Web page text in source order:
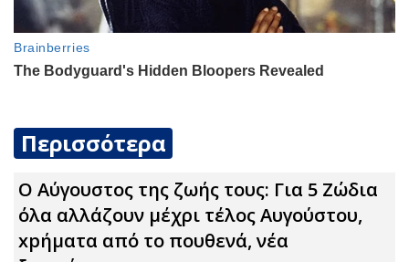
Περισσότερα
Ο Αύγουστος της ζωής τους: Για 5 Zώδια
όλα αλλάζουν μέχρι τέλος Αυγούστου,
xpήματα από το πουθενά, νέα